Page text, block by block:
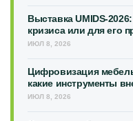
Выставка UMIDS-
кризиса или для его
ИЮЛ 8, 2026
Цифровизация
какие инструменты
ИЮЛ 8, 2026